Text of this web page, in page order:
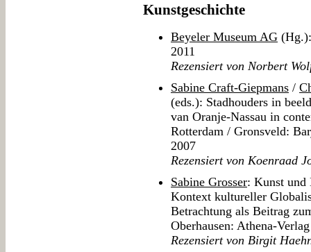
Kunstgeschichte
Beyeler Museum AG
2011
Rezensiert von Norbert
Sabine Craft-Giepmans /
(eds.): Stadhouders in
van Oranje-Nassau in
Rotterdam / Gronsveld:
2007
Rezensiert von Koenraad
Sabine Grosser: Kunst und
Kontext kultureller
Betrachtung als Beitrag
Oberhausen: Athena-
Rezensiert von Birgit